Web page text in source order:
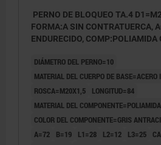
PERNO DE BLOQUEO TA.4
FORMA:A SIN CONTRATUERCA,
ENDURECIDO,
DIÁMETRO DEL PERNO=10
MATERIAL DEL CUERPO DE BASE=ACERO
ROSCA=M20X1,5
LONGITUD=84
MATERIAL DEL COMPONENTE=POLIAMIDA
COLOR DEL COMPONENTE=GRIS
A=72
B=19 L1=28 L2=12 L3=25